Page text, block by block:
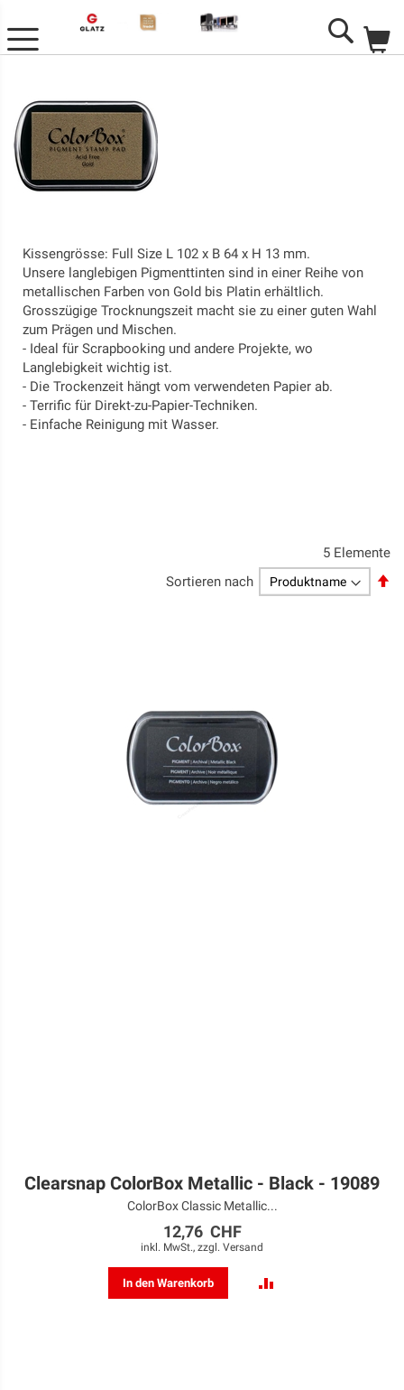
Search
Kissengrösse: Full Size L 102 x B 64 x H 13 mm.
Unsere langlebigen Pigmenttinten sind in einer Reihe von
metallischen Farben von Gold bis Platin erhältlich.
Grosszügige Trocknungszeit macht sie zu einer guten Wahl
zum Prägen und Mischen.
- Ideal für Scrapbooking und andere Projekte, wo
Langlebigkeit wichtig ist.
- Die Trockenzeit hängt vom verwendeten Papier ab.
- Terrific für Direkt-zu-Papier-Techniken.
- Einfache Reinigung mit Wasser.
5 Elemente
Sortieren nach
Clearsnap ColorBox Metallic - Black - 19089
ColorBox Classic Metallic...
12,76 CHF
inkl. MwSt., zzgl. Versand
In den Warenkorb